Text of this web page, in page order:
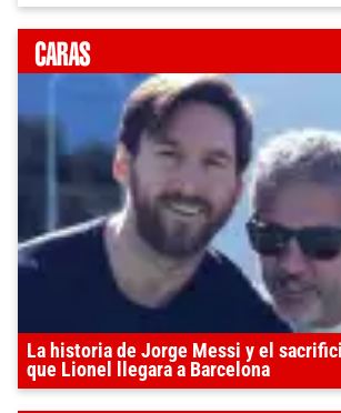
La historia de Jorge Messi y el
que Lionel llegara a Barcelona